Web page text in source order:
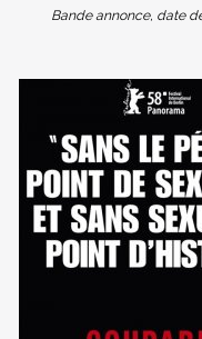
Bande annonce, date